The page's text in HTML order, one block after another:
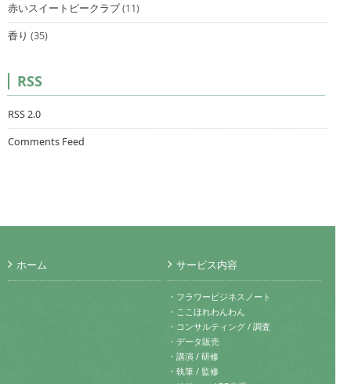
赤いスイートピークラブ(11)
香り (35)
RSS
RSS 2.0
Comments Feed
ホーム サービス内容
・フラワービジネスノート
・ここほれわんわん
・コンサルティング / 調査
・データ販売
・講演 / 研修
・執筆 / 監修